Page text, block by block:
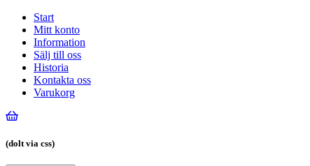
Start
Mitt konto
Information
Sälj till oss
Historia
Kontakta oss
Varukorg
(dolt via css)